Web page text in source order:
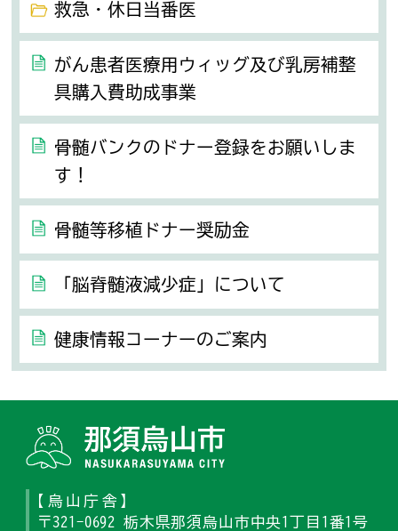
救急・休日当番医
がん患者医療用ウィッグ及び乳房補整
具購入費助成事業
骨髄バンクのドナー登録をお願いしま
す！
骨髄等移植ドナー奨励金
「脳脊髄液減少症」について
健康情報コーナーのご案内
【烏山庁舎】
〒321-0692 栃木県那須烏山市中央1丁目1番1号